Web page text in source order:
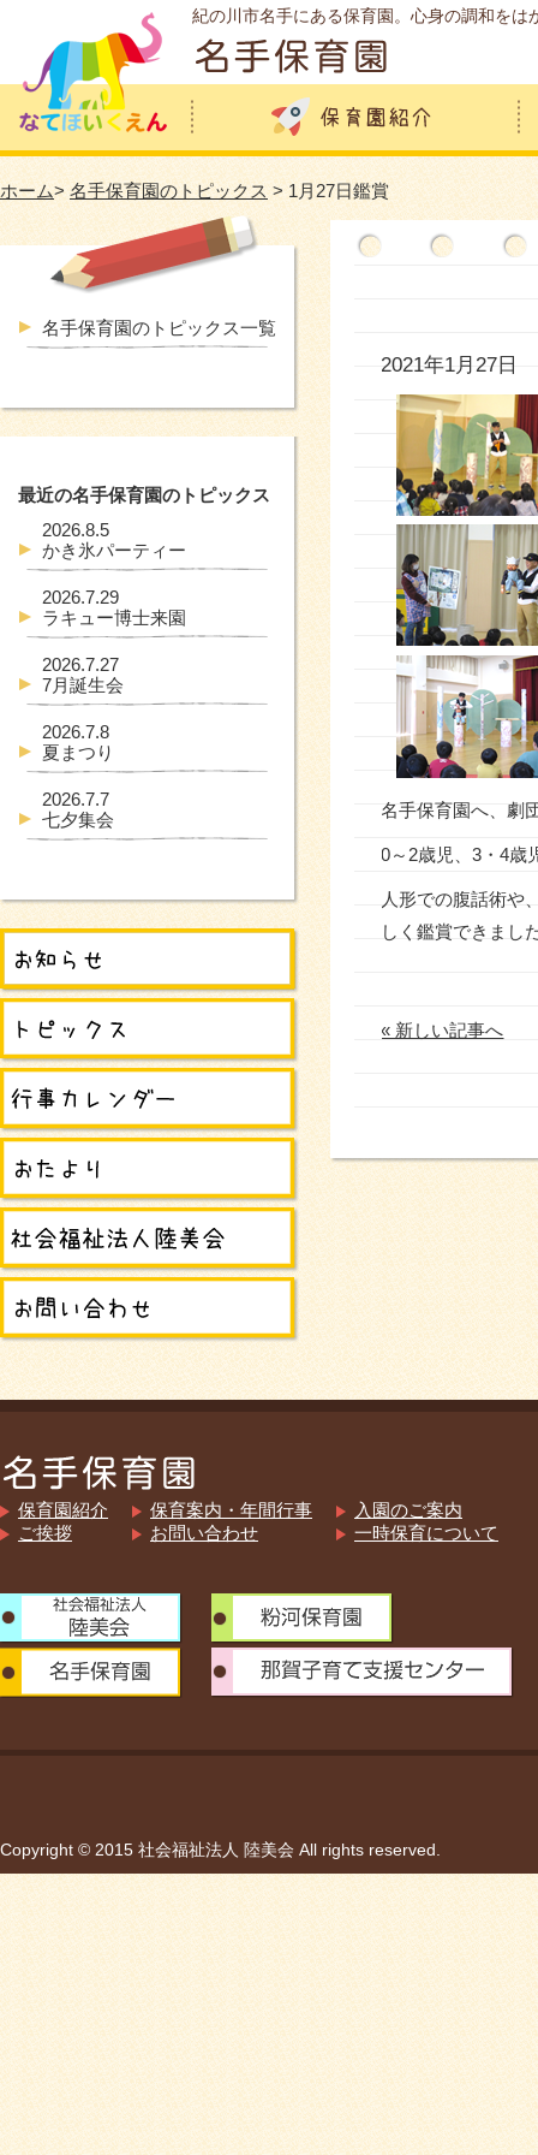
紀の川市名手にある保育園。心身の調和を
ホーム> 名手保育園のトピックス > 1月27日鑑賞
2021年1月27日
名手保育園へ、劇
0～2歳児、3・4歳
人形での腹話術や
しく鑑賞できまし
« 新しい記事へ
名手保育園のトピックス一覧
最近の名手保育園のトピックス
2026.8.5
かき氷パーティー
2026.7.29
ラキュー博士来園
2026.7.27
7月誕生会
2026.7.8
夏まつり
2026.7.7
七夕集会
保育園紹介
ご挨拶
保育案内・年間行事
お問い合わせ
入園のご案内
一時保育について
Copyright © 2015 社会福祉法人 陸美会 All rights reserved.